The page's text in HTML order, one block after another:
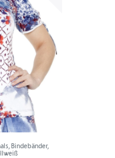
Bindebänder,